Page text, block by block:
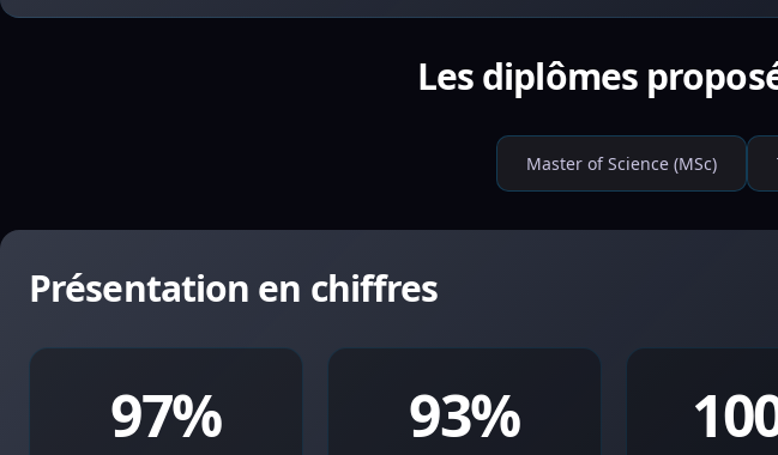
Les diplômes
Master of Science (MSc)
Présentation en chiffres
97% 93%